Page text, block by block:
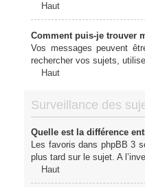
Haut
Comment puis-je trouver
Vos messages peuvent
rechercher vos sujets,
Haut
Surveillance des
Quelle est la différence
Les favoris dans phpBB 3
plus tard sur le sujet. A
Haut